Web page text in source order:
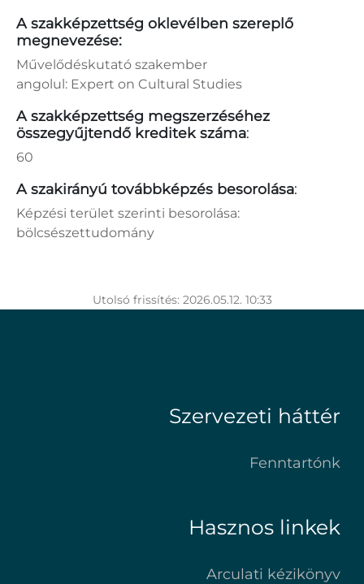
A szakképzettség oklevélben szereplő
megnevezése:
Művelődéskutató szakember
angolul: Expert on Cultural Studies
A szakképzettség megszerzéséhez
összegyűjtendő kreditek száma:
60
A szakirányú továbbképzés besorolása:
Képzési terület szerinti besorolása:
bölcsészettudomány
Utolsó frissítés: 2026.05.12. 10:33
Szervezeti háttér
Fenntartónk
Hasznos linkek
Arculati kézikönyv